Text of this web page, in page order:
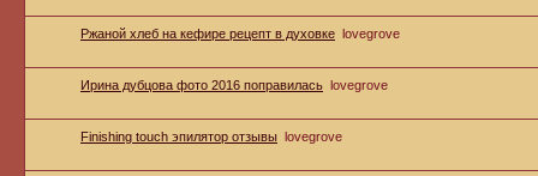
Ржаной хлеб на кефире рецепт в духовке lovegrove
Ирина дубцова фото 2016 поправилась lovegrove
Finishing touch эпилятор отзывы lovegrove